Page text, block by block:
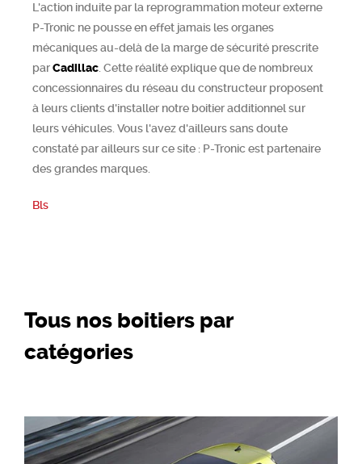
L'action induite par la reprogrammation moteur externe
P-Tronic ne pousse en effet jamais les organes
mécaniques au-delà de la marge de sécurité prescrite
parCadillac . Cette réalité explique que de nombreux
concessionnaires du réseau du constructeur proposent
à leurs clients d'installer notre boitier additionnel sur
leurs véhicules. Vous l'avez d'ailleurs sans doute
constaté par ailleurs sur ce site : P-Tronic est partenaire
des grandes marques.
Bls
Tous nos boitiers par
catégories